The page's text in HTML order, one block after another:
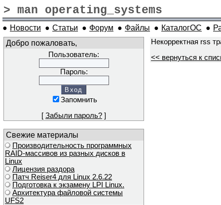
> man operating_systems
● Новости ● Статьи ● Форум ● Файлы ● КаталогОС ●
Добро пожаловать,
Пользователь:
Пароль:
Запомнить
[ Забыли пароль? ]
Свежие материалы
Производительность программных
RAID-массивов из разных дисков в
Linux
Лицензия раздора
Патч Reiser4 для Linux 2.6.22
Подготовка к экзамену LPI Linux.
Архитектура файловой системы
UFS2
Некорректная rss
<< вернуться к